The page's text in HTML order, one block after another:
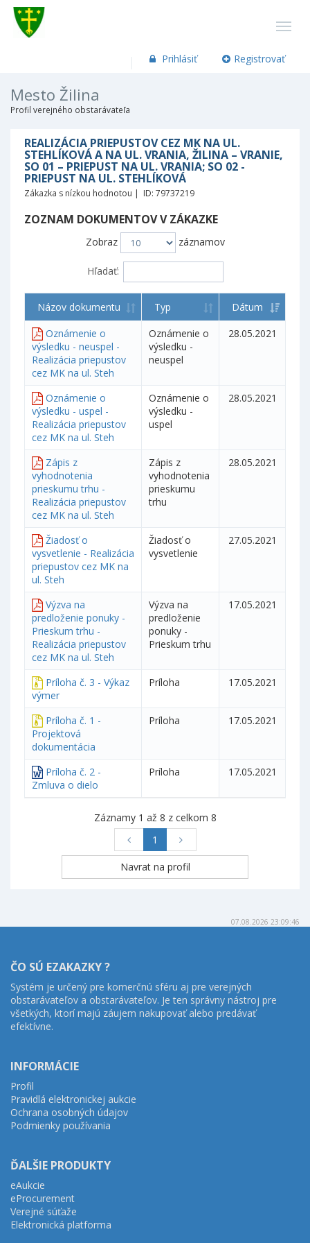
Prihlásiť Registrovať
Mesto Žilina
Profil verejného obstarávateľa
REALIZÁCIA PRIEPUSTOV CEZ MK NA UL.
STEHLÍKOVÁ A NA UL. VRANIA, ŽILINA – VRANIE,
SO 01 – PRIEPUST NA UL. VRANIA; SO 02 -
PRIEPUST NA UL. STEHLÍKOVÁ
Zákazka s nízkou hodnotou | ID: 79737219
ZOZNAM DOKUMENTOV V ZÁKAZKE
Zobraz záznamov
Hľadať:
Názov dokumentu Typ
Dátum
Oznámenie o
výsledku - neuspel -
Realizácia priepustov
cez MK na ul. Steh
Oznámenie o
výsledku -
neuspel
28.05.2021
Oznámenie o
výsledku - uspel -
Realizácia priepustov
cez MK na ul. Steh
Oznámenie o
výsledku -
uspel
28.05.2021
Zápis z
vyhodnotenia
prieskumu trhu -
Realizácia priepustov
cez MK na ul. Steh
Zápis z
vyhodnotenia
prieskumu
trhu
28.05.2021
Žiadosť o
vysvetlenie - Realizácia
priepustov cez MK na
ul. Steh
Žiadosť o
vysvetlenie
27.05.2021
Výzva na
predloženie ponuky -
Prieskum trhu -
Realizácia priepustov
cez MK na ul. Steh
Výzva na
predloženie
ponuky -
Prieskum trhu
17.05.2021
Príloha č. 3 - Výkaz
výmer
Príloha 17.05.2021
Príloha č. 1 -
Projektová
dokumentácia
Príloha 17.05.2021
Príloha č. 2 -
Zmluva o dielo
Príloha 17.05.2021
Záznamy 1 až 8 z celkom 8
1
07.08.2026 23:09:46
ČO SÚ EZAKAZKY ?
Systém je určený pre komerčnú sféru aj pre verejných
obstarávateľov a obstarávateľov. Je ten správny nástroj pre
všetkých, ktorí majú záujem nakupovať alebo predávať
efektívne.
INFORMÁCIE
Profil
Pravidlá elektronickej aukcie
Ochrana osobných údajov
Podmienky používania
ĎALŠIE PRODUKTY
eAukcie
eProcurement
Verejné súťaže
Elektronická platforma